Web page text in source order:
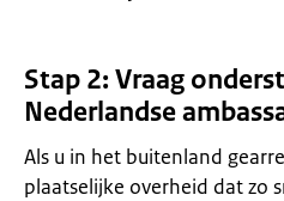
Stap 2: Vraag
Nederlandse
Als u in het buitenland
plaatselijke overheid dat zo